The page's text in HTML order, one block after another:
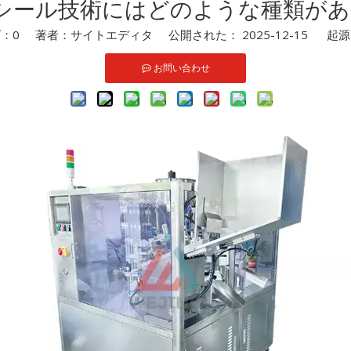
ール技術にはどのような種類が
0 著者：サイトエディタ 公開された： 2025-12-15 起
お問い合わせ